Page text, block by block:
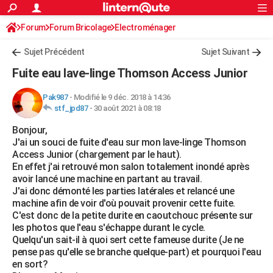
ACTUALITÉS
Politique
Société
Faits Divers
Education
Monde
Villes
+
FINANCE
Retraite
Impôts
Epargne
Immobilier
Risques naturels par ville
Banque
Assurance
Crédit
AUTO
Essais
Réserver un essai
Citadines
Berlines
SUV
Forum auto
+HIGH-TECH
Mobiles
Meilleur smartphone
Internet
Ordinateurs
Jeux vidéo
Guide high-tech
+BRICOLAGE
Forum
Aménagement intérieur
Extérieur
Cuisine
Salle de bains
Jardinage
Rangement
WEEK-END
Guides de France
Escapades
Patrimoine
Expositions
Musées
Week-end nature
+LIFESTYLE
Art de vivre
Bien-être
Loisirs
ModeModes de vie
SANTE
Alimentation
Guide de la santé
Maladies
Médicaments
Sommeil
VOYAGE
S'inscrire
Connexion
Forum Forum Bricolage Electroménager
Sujet Précédent Sujet Suivant
Fuite eau lave-linge Thomson Access Junior
Pak987- Modifié le 9 déc. 2018 à 14:36
stf_jpd87- 30 août 2021 à 08:18
Bonjour,
J'ai un souci de fuite d'eau sur mon lave-linge Thomson
Access Junior (chargement par le haut).
En effet j'ai retrouvé mon salon totalement inondé après
avoir lancé une machine en partant au travail.
J'ai donc démonté les parties latérales et relancé une
machine afin de voir d'où pouvait provenir cette fuite.
C'est donc de la petite durite en caoutchouc présente sur
les photos que l'eau s'échappe durant le cycle.
Quelqu'un sait-il à quoi sert cette fameuse durite (Je ne
pense pas qu'elle se branche quelque-part) et pourquoi l'eau
en sort?